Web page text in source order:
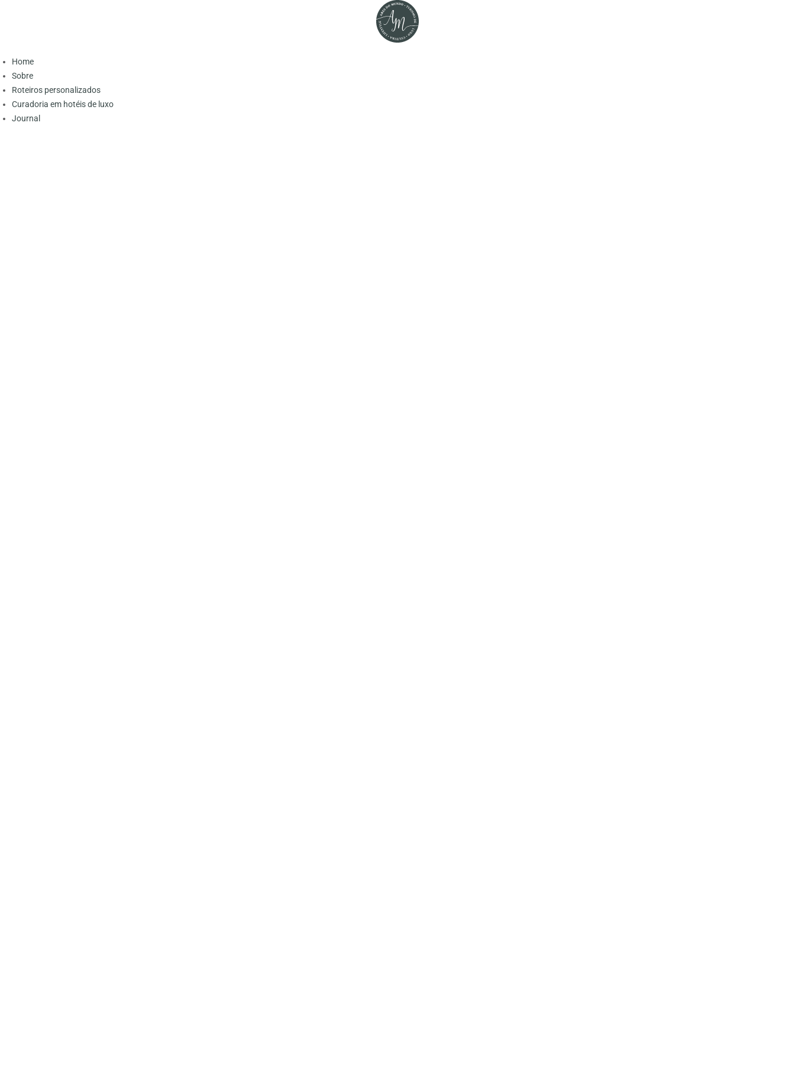
Home
Sobre
Roteiros personalizados
Curadoria em hotéis de luxo
Journal